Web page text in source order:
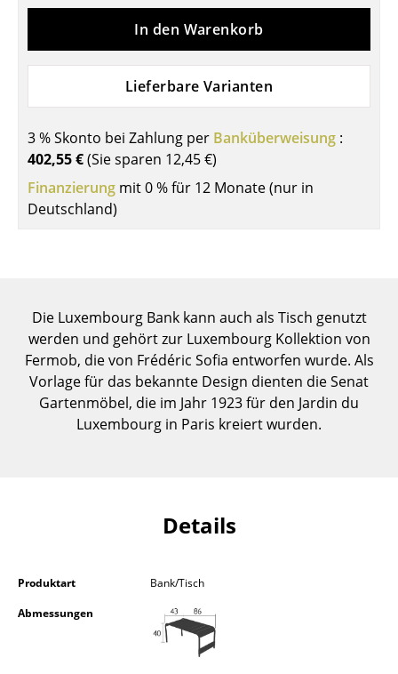
Couchtische
Schreibtische
Konferenztische
Stehtische & Stehpulte
Einzelteile
... alle Tische
Aufbewahren
TV Möbel
Beistell- & Rollcontainer
In den Warenkorb
Lieferbare Varianten
3 % Skonto bei Zahlung per Banküberweisung :
402,55 €(Sie sparen 12,45 €)
Finanzierung mit 0 % für 12 Monate (nur in
Deutschland)
Die Luxembourg Bank kann auch als Tisch genutzt
werden und gehört zur Luxembourg Kollektion von
Fermob, die von Frédéric Sofia entworfen wurde. Als
Vorlage für das bekannte Design dienten die Senat
Gartenmöbel, die im Jahr 1923 für den Jardin du
Luxembourg in Paris kreiert wurden.
Details
Produktart
Bank/Tisch
Abmessungen